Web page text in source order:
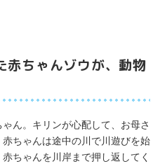
赤ちゃんゾウが、動物
ん。キリンが心配して、お母さ
ちゃんは途中の川で川遊びを始
ちゃんを川岸まで押し返してく